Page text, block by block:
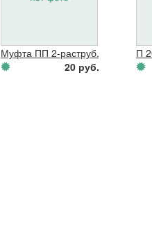
Муфта ПП 2-раструб.Дн 50 с у/к
20 руб.
П